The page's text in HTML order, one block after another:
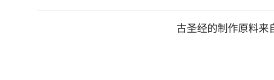
古圣经的制作原料来